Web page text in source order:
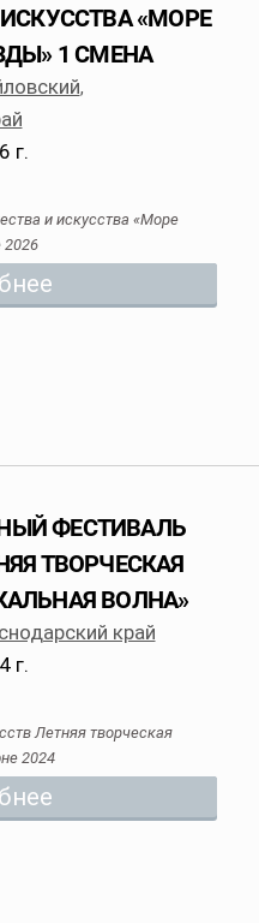
«МОРЕ
1 СМЕНА
,
г.
и искусства «Море
2026
ФЕСТИВАЛЬ
ТВОРЧЕСКАЯ
ВОЛНА»
край
г.
Летняя творческая
2024